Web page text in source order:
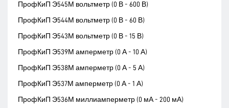
ПрофКиП Э545М вольтметр (0 В - 600 В)
ПрофКиП Э544М вольтметр (0 В - 60 В)
ПрофКиП Э543М вольтметр (0 В - 15 В)
ПрофКиП Э539М амперметр (0 А - 10 А)
ПрофКиП Э538М амперметр (0 А - 5 А)
ПрофКиП Э537М амперметр (0 А - 1 А)
ПрофКиП Э536М миллиамперметр (0 мА - 200 мА)